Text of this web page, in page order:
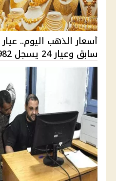
سابق وعيار 24 يسجل 6982 جن...